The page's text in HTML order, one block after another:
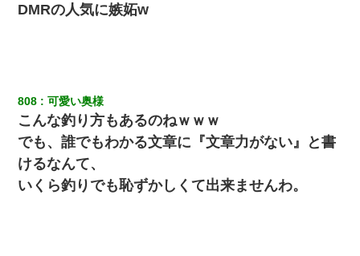
DMRの人気に嫉妬w
808 可愛い奥様
こんな釣り方もあるのねｗｗｗ
でも、誰でもわかる文章に『文章力がない』と書
けるなんて、
いくら釣りでも恥ずかしくて出来ませんわ。